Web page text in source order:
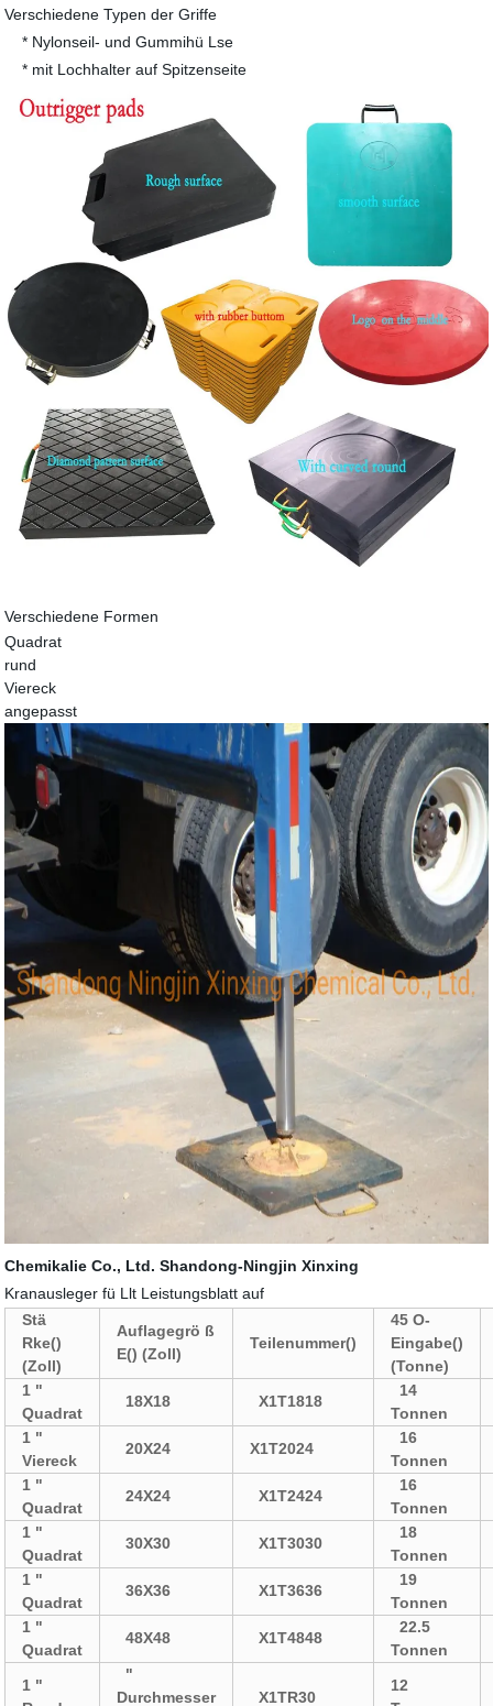
Verschiedene Typen der Griffe
* Nylonseil- und Gummihü Lse
* mit Lochhalter auf Spitzenseite
Verschiedene Formen
Quadrat
rund
Viereck
angepasst
Chemikalie Co., Ltd. Shandong-Ningjin Xinxing
Kranausleger fü Llt Leistungsblatt auf
Stä
Rke()
(Zoll)
Auflagegrö ß
E() (Zoll)
Teilenummer()
45 O-
Eingabe()
(Tonne)
1 "
Quadrat
18X18 X1T1818
14
Tonnen
1 "
Viereck
20X24 X1T2024
16
Tonnen
1 "
Quadrat
24X24 X1T2424
16
Tonnen
1 "
Quadrat
30X30 X1T3030
18
Tonnen
1 "
Quadrat
36X36 X1T3636
19
Tonnen
1 "
Quadrat
48X48 X1T4848
22.5
Tonnen
1 "
"
Durchmesser
X1TR30
12